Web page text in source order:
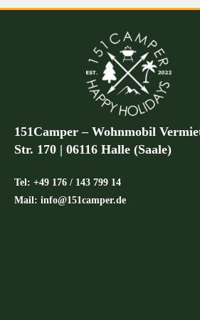
151Camper – Wohnmobil
Str. 170 | 06116 Halle (Saale)
Tel: +49 176 / 143 799 14
Mail: info@151camper.de